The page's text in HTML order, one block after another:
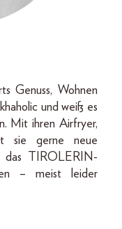
Genuss, Wohnen
und weiß es
Mit ihren Airfryer,
sie gerne neue
das TIROLERIN-
– meist leider